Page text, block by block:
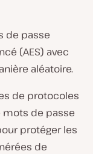
de passe
(AES) avec
aléatoire.
de protocoles
mots de passe
protéger les
de